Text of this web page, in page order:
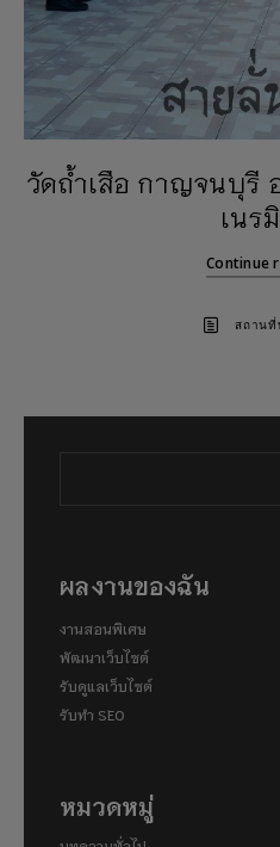
วัดถ้ำเสือ กาญจนบุรี
เนร
Continue
สถานที่
ผลงานของฉัน
งานสอนพิเศษ
พัฒนาเว็บไซต์
รับดูแลเว็บไซต์
รับทำ SEO
หมวดหมู่